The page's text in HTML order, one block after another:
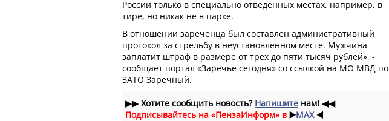
России только в специально отведенных местах, например, в
тире, но никак не в парке.
В отношении зареченца был составлен административный
протокол за стрельбу в неустановленном месте. Мужчина
заплатит штраф в размере от трех до пяти тысяч рублей», -
сообщает портал «Заречье сегодня» со ссылкой на МО МВД по
ЗАТО Заречный.
▶▶Хотите сообщить новость? Напишите нам! ◀◀
Подписывайтесь на «ПензаИнформ» в ▶️MAX ◀️